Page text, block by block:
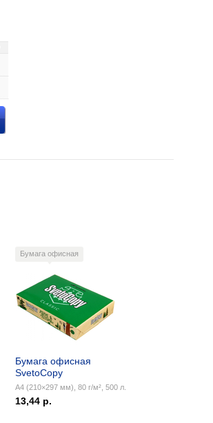
Бумага офисная
Бумага офисная
SvetoCopy
А4 (210×297 мм), 80 г/м², 500 л.
13,44 р.